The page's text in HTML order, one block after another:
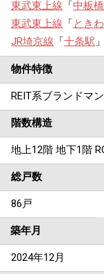
東武東上線 「中板
東武東上線 「とき
JR埼京線 「十条駅
物件特徴
REIT系ブランドマ
階数構造
地上12階 地下1階
総戸数
86戸
築年月
2024年12月